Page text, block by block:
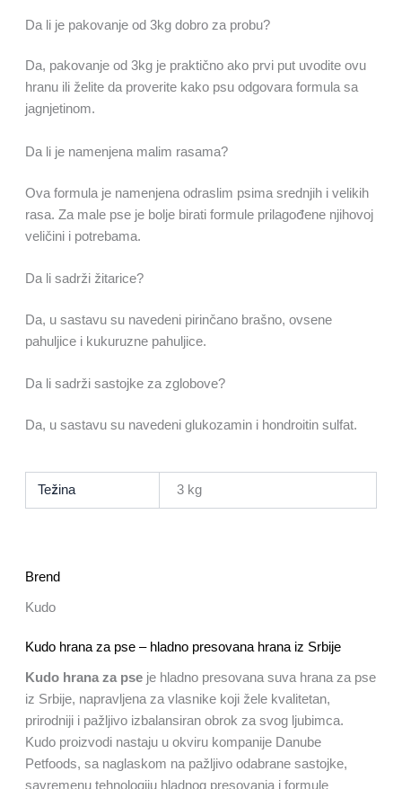
Da li je pakovanje od 3kg dobro za probu?
Da, pakovanje od 3kg je praktično ako prvi put uvodite ovu
hranu ili želite da proverite kako psu odgovara formula sa
jagnjetinom.
Da li je namenjena malim rasama?
Ova formula je namenjena odraslim psima srednjih i velikih
rasa. Za male pse je bolje birati formule prilagođene njihovoj
veličini i potrebama.
Da li sadrži žitarice?
Da, u sastavu su navedeni pirinčano brašno, ovsene
pahuljice i kukuruzne pahuljice.
Da li sadrži sastojke za zglobove?
Da, u sastavu su navedeni glukozamin i hondroitin sulfat.
Težina 3 kg
Brend
Kudo
Kudo hrana za pse – hladno presovana hrana iz Srbije
Kudo hrana za pseje hladno presovana suva hrana za pse
iz Srbije, napravljena za vlasnike koji žele kvalitetan,
prirodniji i pažljivo izbalansiran obrok za svog ljubimca.
Kudo proizvodi nastaju u okviru kompanije Danube
Petfoods, sa naglaskom na pažljivo odabrane sastojke,
savremenu tehnologiju hladnog presovanja i formule